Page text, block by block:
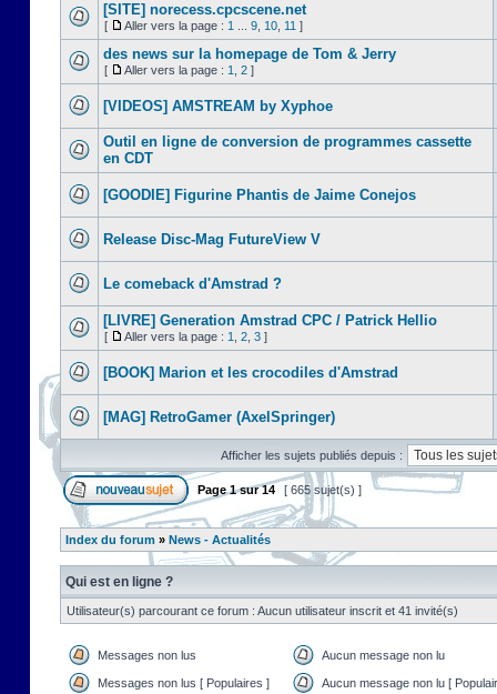
[SITE] norecess.cpcscene.net
[ Aller vers la page : 1 9 10 11 ]
des news sur la homepage de Tom & Jerry
[ Aller vers la page : 1 2 ]
[VIDEOS] AMSTREAM by Xyphoe
Outil en ligne de conversion de programmes cassette
en CDT
[GOODIE] Figurine Phantis de Jaime Conejos
Release Disc-Mag FutureView V
Le comeback d'Amstrad ?
[LIVRE] Generation Amstrad CPC / Patrick Hellio
[ Aller vers la page : 1 2 3 ]
[BOOK] Marion et les crocodiles d'Amstrad
[MAG] RetroGamer (AxelSpringer)
Afficher les sujets publiés depuis :
Page1sur14 [ 665 sujet(s) ]
Index du forum » News - Actualités
Qui est en ligne ?
Utilisateur(s) parcourant ce forum : Aucun utilisateur inscrit et 41 invité(s)
Messages non lus Aucun message non lu
Messages non lus [ Populaires ] Aucun message non lu [